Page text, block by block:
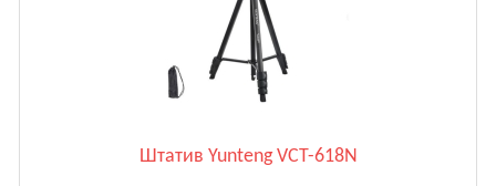
Штатив Yunteng VCT-618N